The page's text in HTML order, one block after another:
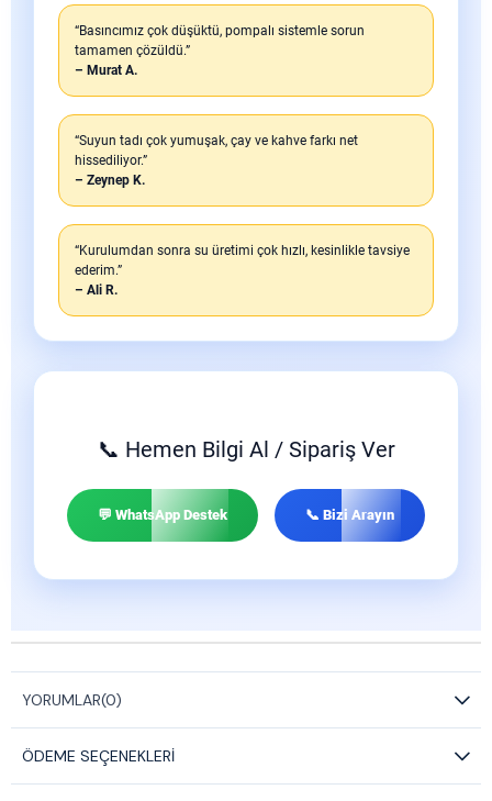
“Basıncımız çok düşüktü, pompalı sistemle sorun
tamamen çözüldü.”
– Murat A.
“Suyun tadı çok yumuşak, çay ve kahve farkı net
hissediliyor.”
– Zeynep K.
“Kurulumdan sonra su üretimi çok hızlı, kesinlikle tavsiye
ederim.”
– Ali R.
📞 Hemen Bilgi Al / Sipariş Ver
💬 WhatsApp Destek 📞 Bizi Arayın
YORUMLAR(0)
ÖDEME SEÇENEKLERI